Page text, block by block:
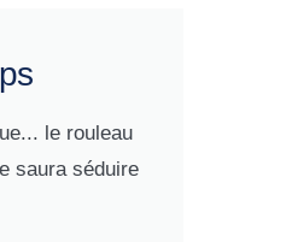
le rouleau
saura séduire